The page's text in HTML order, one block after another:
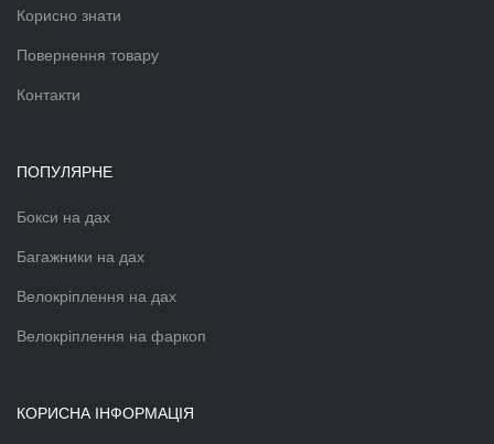
Корисно знати
Повернення товару
Контакти
ПОПУЛЯРНЕ
Бокси на дах
Багажники на дах
Велокріплення на дах
Велокріплення на фаркоп
КОРИСНА ІНФОРМАЦІЯ